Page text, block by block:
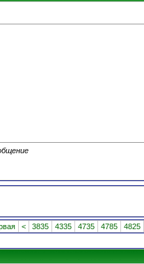
< 3835 4335 4735 4785 4825